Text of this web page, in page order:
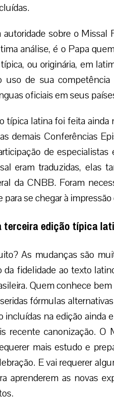
sobre o Missal
análise, é o Papa
ou originária, em
uso de sua
oficiais em seus
típica latina foi feita
demais Conferências
de
eram traduzidas, elas
da CNBB. Foram
para se chegar à
terceira edição típica
As mudanças são
da fidelidade ao texto
Quem conhece
fórmulas
incluídas na edição ainda
recente canonização.
mais estudo e
E vai requerer
aprenderem as novas